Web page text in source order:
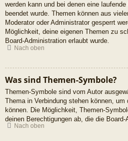
werden kann und bei denen eine
beendet wurde. Themen können aus
Moderator oder Administrator gesperrt
Möglichkeit, deine eigenen Themen zu
Board-Administration erlaubt wurde.
Nach oben
Was sind Themen-Symbole?
Themen-Symbole sind vom Autor
Thema in Verbindung stehen können,
können. Die Möglichkeit, Themen-
deinen Berechtigungen ab, die die
Nach oben